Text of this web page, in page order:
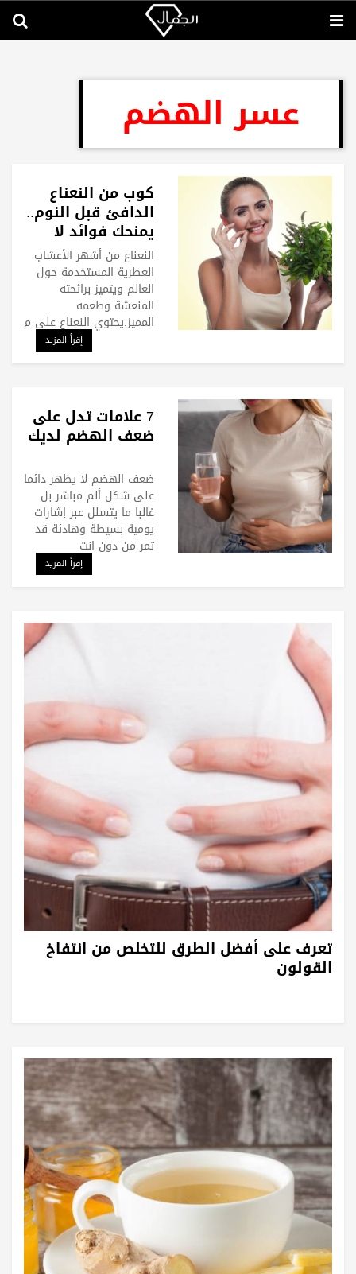
عسر الهضم
كوب من النعناع
الدافئ قبل النوم..
يمنحك فوائد لا
تتوقعينها
النعناع من أشهر الأعشاب
العطرية المستخدمة حول
العالم ويتميز برائحته
المنعشة وطعمه
المميز.يحتوي النعناع على م
إقرأ المزيد
7 علامات تدل على
ضعف الهضم لديك
ضعف الهضم لا يظهر دائما
على شكل ألم مباشر بل
غالبا ما يتسلل عبر إشارات
يومية بسيطة وهادئة قد
تمر من دون انت
إقرأ المزيد
تعرف على أفضل الطرق للتخلص من انتفاخ
القولون